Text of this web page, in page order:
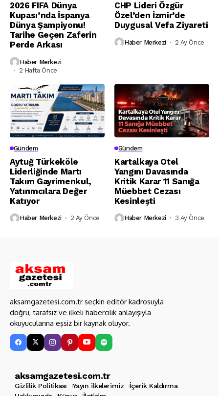
2026 FIFA Dünya
Kupası’nda İspanya
Dünya Şampiyonu!
Tarihe Geçen Zaferin
Perde Arkası
Haber Merkezi
2 Hafta Önce
CHP Lideri Özgür
Özel’den İzmir’de
Duygusal Vefa Ziyareti
Haber Merkezi 2 Ay Önce
Gündem
Aytuğ Türkeköle
Liderliğinde Martı
Takım Gayrimenkul,
Yatırımcılara Değer
Katıyor
Haber Merkezi 2 Ay Önce
Gündem
Kartalkaya Otel
Yangını Davasında
Kritik Karar 11 Sanığa
Müebbet Cezası
Kesinleşti
Haber Merkezi 3 Ay Önce
aksamgazetesi.com.tr seçkin editör kadrosuyla
doğru, tarafsız ve ilkeli habercilik anlayışıyla
okuyucularına eşsiz bir kaynak oluyor.
aksamgazetesi.com.tr
Gizlilik Politikası Yayın ilkelerimiz
İçerik Kaldırma